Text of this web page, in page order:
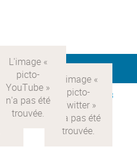
française > Recherche >
8
britanniques